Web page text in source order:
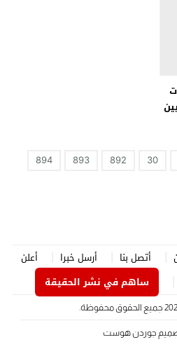
30
892
893
894
أتصل بنا أرسل خبرا
أعلن
ساهم في نشر الحقيقة
جوردن هوست